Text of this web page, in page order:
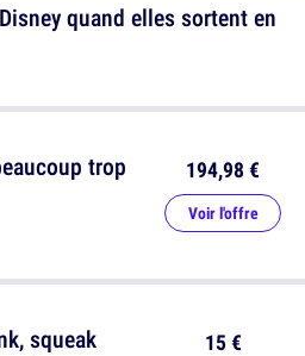
trop
194,98 €
Voir l'offre
quand elles sortent en
squeak
15 €